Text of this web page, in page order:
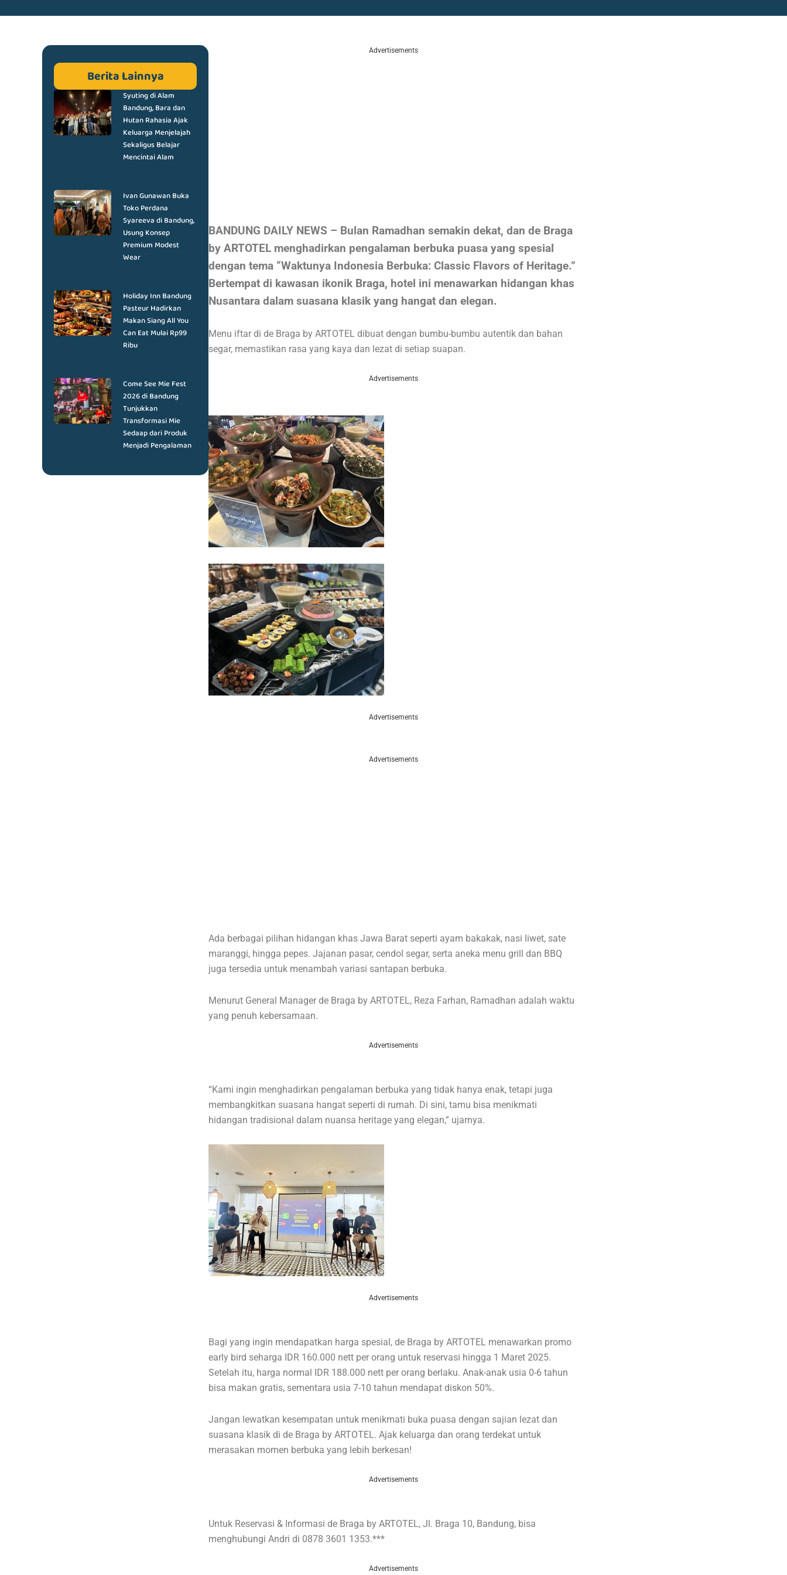
Berita Lainnya
Syuting di Alam
Bandung, Bara dan
Hutan Rahasia Ajak
Keluarga Menjelajah
Sekaligus Belajar
Mencintai Alam
Ivan Gunawan Buka
Toko Perdana
Syareeva di Bandung,
Usung Konsep
Premium Modest
Wear
Holiday Inn Bandung
Pasteur Hadirkan
Makan Siang All You
Can Eat Mulai Rp99
Ribu
Come See Mie Fest
2026 di Bandung
Tunjukkan
Transformasi Mie
Sedaap dari Produk
Menjadi Pengalaman
Advertisements
BANDUNG DAILY NEWS – Bulan Ramadhan semakin dekat, dan de Braga
by ARTOTEL menghadirkan pengalaman berbuka puasa yang spesial
dengan tema “Waktunya Indonesia Berbuka: Classic Flavors of Heritage.”
Bertempat di kawasan ikonik Braga, hotel ini menawarkan hidangan khas
Nusantara dalam suasana klasik yang hangat dan elegan.
Menu iftar di de Braga by ARTOTEL dibuat dengan bumbu-bumbu autentik dan bahan
segar, memastikan rasa yang kaya dan lezat di setiap suapan.
Advertisements
Advertisements
Advertisements
Ada berbagai pilihan hidangan khas Jawa Barat seperti ayam bakakak, nasi liwet, sate
maranggi, hingga pepes. Jajanan pasar, cendol segar, serta aneka menu grill dan BBQ
juga tersedia untuk menambah variasi santapan berbuka.
Menurut General Manager de Braga by ARTOTEL, Reza Farhan, Ramadhan adalah waktu
yang penuh kebersamaan.
Advertisements
“Kami ingin menghadirkan pengalaman berbuka yang tidak hanya enak, tetapi juga
membangkitkan suasana hangat seperti di rumah. Di sini, tamu bisa menikmati
hidangan tradisional dalam nuansa heritage yang elegan,” ujarnya.
Advertisements
Bagi yang ingin mendapatkan harga spesial, de Braga by ARTOTEL menawarkan promo
early bird seharga IDR 160.000 nett per orang untuk reservasi hingga 1 Maret 2025.
Setelah itu, harga normal IDR 188.000 nett per orang berlaku. Anak-anak usia 0-6 tahun
bisa makan gratis, sementara usia 7-10 tahun mendapat diskon 50%.
Jangan lewatkan kesempatan untuk menikmati buka puasa dengan sajian lezat dan
suasana klasik di de Braga by ARTOTEL. Ajak keluarga dan orang terdekat untuk
merasakan momen berbuka yang lebih berkesan!
Advertisements
Untuk Reservasi & Informaside Braga by ARTOTEL, Jl. Braga 10, Bandung, bisa
menghubungiAndri di 0878 3601 1353.***
Advertisements